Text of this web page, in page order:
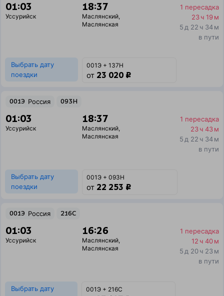
01:03
Уссурийск
18:37
Маслянский,
Маслянская
1 пересадка
23 ч 19 м
5 д 22 ч 34 м
в пути
Выбрать дату
поездки
001Э + 137Н
от 23 020 ₽
001Э Россия 093Н
01:03
Уссурийск
18:37
Маслянский,
Маслянская
1 пересадка
23 ч 43 м
5 д 22 ч 34 м
в пути
Выбрать дату
поездки
001Э + 093Н
от 22 253 ₽
001Э Россия 216С
01:03
Уссурийск
16:26
Маслянский,
Маслянская
1 пересадка
12 ч 40 м
5 д 20 ч 23 м
в пути
Выбрать дату
001Э + 216С